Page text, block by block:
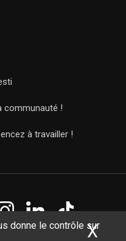
donne le contrôle sur
X
communauté !
à travailler !